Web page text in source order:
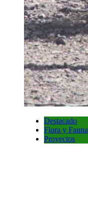
Destacado
Flora y Fauna
Proyectos